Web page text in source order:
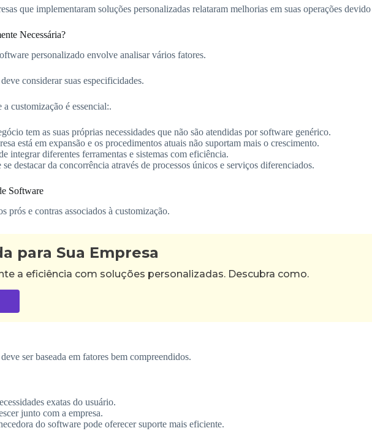
que implementaram soluções personalizadas relataram melhorias em suas operações
Necessária?
personalizado envolve analisar vários fatores.
considerar suas especificidades.
customização é essencial:.
tem as suas próprias necessidades que não são atendidas por software genérico.
está em expansão e os procedimentos atuais não suportam mais o crescimento.
integrar diferentes ferramentas e sistemas com eficiência.
se destacar da concorrência através de processos únicos e serviços diferenciados.
Software
prós e contras associados à customização.
para Sua Empresa
a eficiência com soluções personalizadas. Descubra como.
ser baseada em fatores bem compreendidos.
exatas do usuário.
junto com a empresa.
do software pode oferecer suporte mais eficiente.